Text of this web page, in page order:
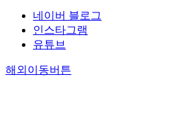
네이버 블로그
인스타그램
유튜브
해외이동버튼